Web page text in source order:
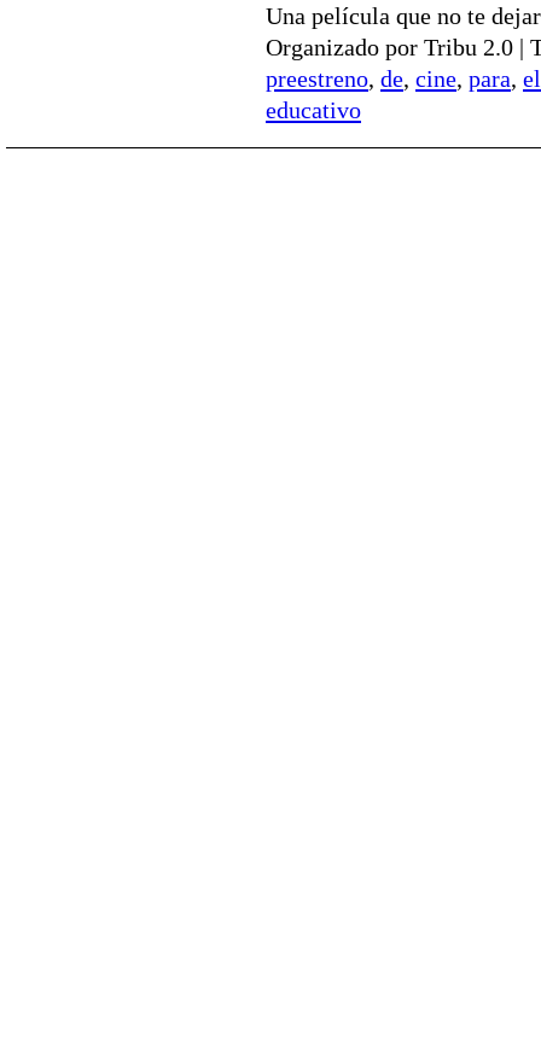
Una película que no te
Organizado por Tribu 2.0 |
preestreno, de, cine, para, el
educativo